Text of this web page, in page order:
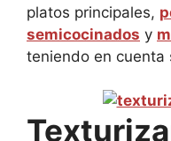
platos principales,
semicocinados y
teniendo en cuenta